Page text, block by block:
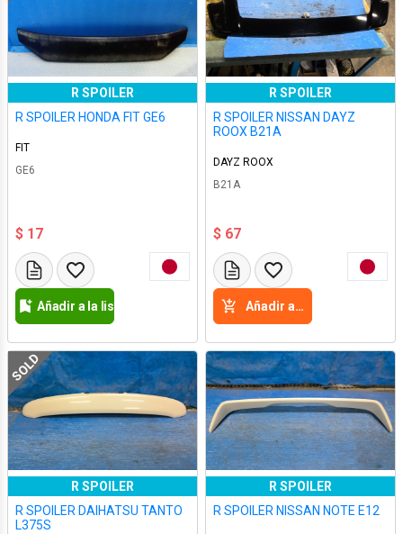
R SPOILER
R SPOILER HONDA FIT GE6
FIT
GE6
$ 17
Añadir a la lista de deseos
R SPOILER
R SPOILER NISSAN DAYZ
ROOX B21A
DAYZ ROOX
B21A
$ 67
Añadir a la cesta
SOLD
R SPOILER
R SPOILER DAIHATSU TANTO
L375S
R SPOILER
R SPOILER NISSAN NOTE E12